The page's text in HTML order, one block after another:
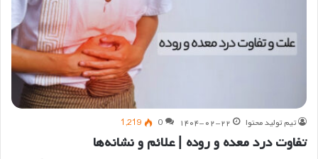
تیم تولید محتوا ۱۴۰۴-۰۲-۲۲ 0
1,219
تفاوت درد معده و روده | علائم و نشانه‌ها